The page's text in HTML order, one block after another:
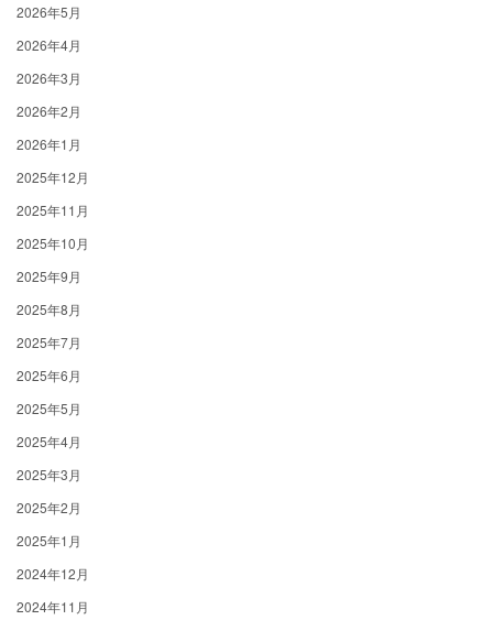
2026年5月
2026年4月
2026年3月
2026年2月
2026年1月
2025年12月
2025年11月
2025年10月
2025年9月
2025年8月
2025年7月
2025年6月
2025年5月
2025年4月
2025年3月
2025年2月
2025年1月
2024年12月
2024年11月